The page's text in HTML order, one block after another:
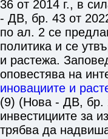
36 от 2014 г., в
- ДВ, бр. 43 от
по ал. 2 се
политика и се
и растежа.
оповестява на
иновациите и
(9) (Нова - ДВ, бр.
инвестициите за
трябва да